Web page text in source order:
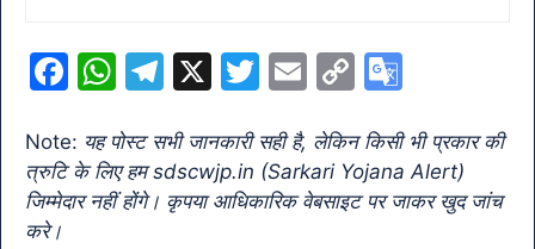
F
c
e
b
W
at
s
A
T
e
gr
a
X
T
itt
er
E
ai
l
C
p
y
Li
o
gl
e
Note: यह पोस्ट सभी जानकारी सही है, लेकिन किसी भी प्रकार की
त्रुटि के लिए हम sdscwjp.in (Sarkari Yojana Alert)
जिम्मेदार नहीं होंगे। कृपया आधिकारिक वेबसाइट पर जाकर खुद जांच
करे।